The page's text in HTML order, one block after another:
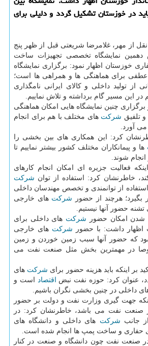
در خوزستان تشكیل گردد و دلیلی برای
از مهر، غلامرضا شریعتی قبل از ظهر پنج
دهمین نمایشگاه تخصصی تجهیزات ساخت
خوزستان اظهار نمود: برگزاری نمایشگاه
عطفی برای هماهنگی ها و همراهی ها است؛
از تولید داخلی و كالای ایرانی نامگذاری
این مسیر گام برداشته و تلاش نماییم.
چنین نمایشگاه هایی امكان هماهنگی
تلفیق شركت های مختلف با هم برای انجام
آورد.
كرد: این همكاری های بین بخشی را
ها و پیمانكاران مختلف كشور بیشتر نماییم تا
شوند.
فعالیت جزیره ای امكان انجام كارهای
خاطرنشان كرد: استفاده از توان شركت
استفاده از توانمندی و تخصص مهندسان داخلی
بگیرد؛ هرچند از حضور شركت های خارجی
تشنه حضور آنها نیستیم.
شدن امكان حضور شركت های داخلی برای
اظهار داشت: با حضور شركت های خارجی
شود كه حضور آنها سبب زمین خوردن و زمین
در مهمترین بخش مثل صنعت نفت می
بر اینكه باید هزینه حضور برای شركت های
عنوان كرد: حوزه نفت نبض
اقتصاد است و
داخلی در چنین بخشی نگران باشیم.
جهت گیری وزارت نفت و دولت بر حضور
صنعت نفت می باشد، خاطرنشان كرد: در
جانب شركت های داخلی و دانشگاه های
حفاری و ساخت پمپ ها انجام شده است.
در صنعت نفت چون دانشگاه و صنعت در كنار